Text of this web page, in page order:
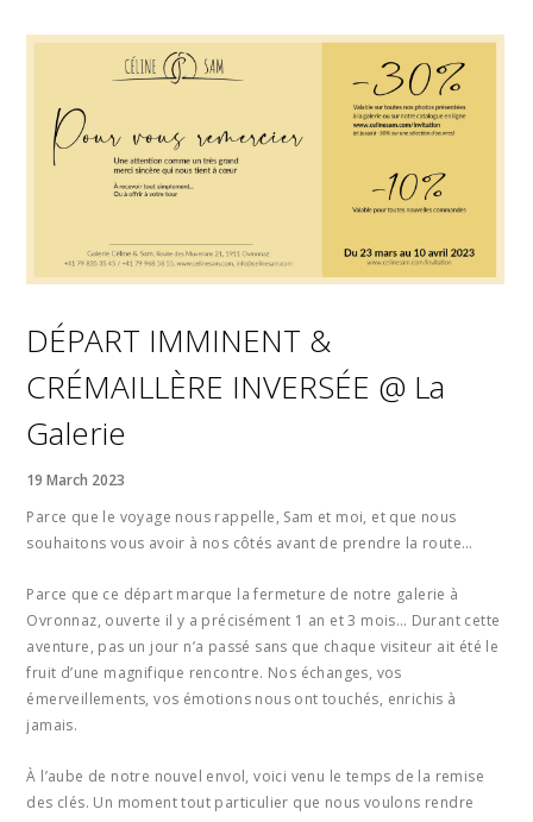
DÉPART IMMINENT &
CRÉMAILLÈRE INVERSÉE @ La
Galerie
19 March 2023
Parce que le voyage nous rappelle, Sam et moi, et que nous
souhaitons vous avoir à nos côtés avant de prendre la route…
Parce que ce départ marque la fermeture de notre galerie à
Ovronnaz, ouverte il y a précisément 1 an et 3 mois… Durant cette
aventure, pas un jour n’a passé sans que chaque visiteur ait été le
fruit d’une magnifique rencontre. Nos échanges, vos
émerveillements, vos émotions nous ont touchés, enrichis à
jamais.
À l’aube de notre nouvel envol, voici venu le temps de la remise
des clés. Un moment tout particulier que nous voulons rendre